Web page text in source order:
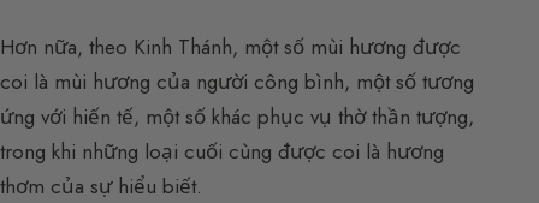
Hơn nữa, theo Kinh Thánh, một số mùi hương được
coi là mùi hương của người công bình, một số tương
ứng với hiến tế, một số khác phục vụ thờ thần tượng,
trong khi những loại cuối cùng được coi là hương
thơm của sự hiểu biết.